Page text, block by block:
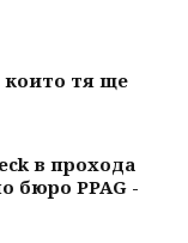
които тя ще
в прохода
бюро PPAG -